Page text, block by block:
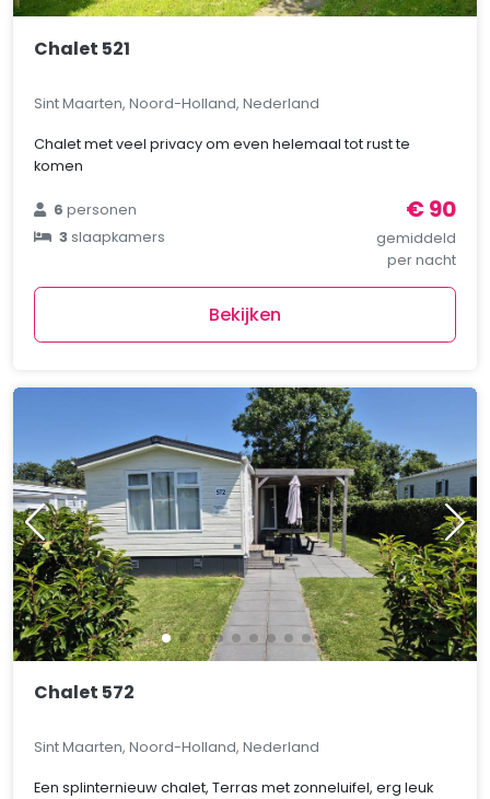
Chalet 521
Sint Maarten, Noord-Holland, Nederland
Chalet met veel privacy om even helemaal tot rust te
komen
6personen
3slaapkamers
€ 90
gemiddeld
per nacht
Bekijken
Chalet 572
Sint Maarten, Noord-Holland, Nederland
Een splinternieuw chalet, Terras met zonneluifel, erg leuk